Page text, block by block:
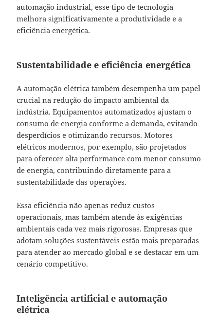
automação industrial, esse tipo de tecnologia
melhora significativamente a produtividade e a
eficiência energética.
Sustentabilidade e eficiência energética
A automação elétrica também desempenha um papel
crucial na redução do impacto ambiental da
indústria. Equipamentos automatizados ajustam o
consumo de energia conforme a demanda, evitando
desperdícios e otimizando recursos. Motores
elétricos modernos, por exemplo, são projetados
para oferecer alta performance com menor consumo
de energia, contribuindo diretamente para a
sustentabilidade das operações.
Essa eficiência não apenas reduz custos
operacionais, mas também atende às exigências
ambientais cada vez mais rigorosas. Empresas que
adotam soluções sustentáveis estão mais preparadas
para atender ao mercado global e se destacar em um
cenário competitivo.
Inteligência artificial e automação
elétrica